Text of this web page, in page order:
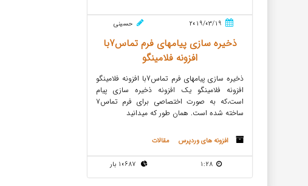
2019/03/19 حسینی
ذخیره سازی پیامهای فرم تماس7با
افزونه فلامینگو
ذخیره سازی پیامهای فرم تماس7با افزونه فلامینگو
افزونه فلامینگو یک افزونه ذخیره سازی پیام
است،که به صورت اختصاصی برای فرم تماس۷
ساخته شده است. همان طور که میدانید
افزونه های وردپرس مقالات
1:28 10687 بار